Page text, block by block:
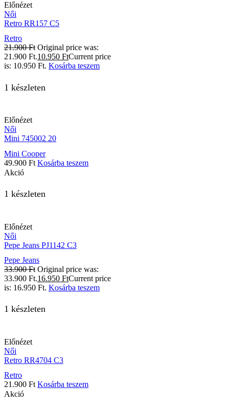
Előnézet
Női
Retro RR157 C5
Retro
21.900Ft Original price was:
21.900 Ft.10.950 FtCurrent price
is: 10.950 Ft. Kosárba teszem
1 készleten
Előnézet
Női
Mini 745002 20
Mini Cooper
49.900 Ft Kosárba teszem
Akció
1 készleten
Előnézet
Női
Pepe Jeans PJ1142 C3
Pepe Jeans
33.900Ft Original price was:
33.900 Ft.16.950 FtCurrent price
is: 16.950 Ft. Kosárba teszem
1 készleten
Előnézet
Női
Retro RR4704 C3
Retro
21.900 Ft Kosárba teszem
Akció